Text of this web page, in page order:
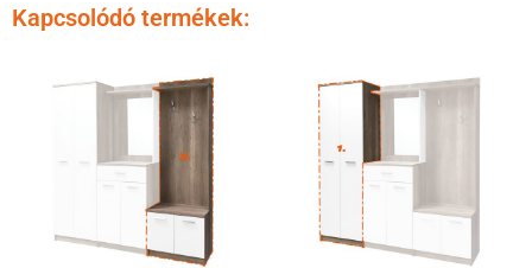
Kapcsolódó termékek: